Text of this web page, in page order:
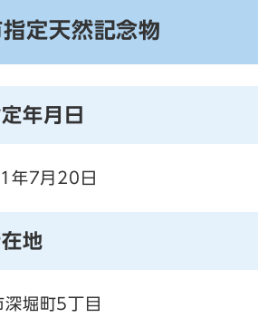
定天然記念物
年月日
年7月20日
地
深堀町5丁目